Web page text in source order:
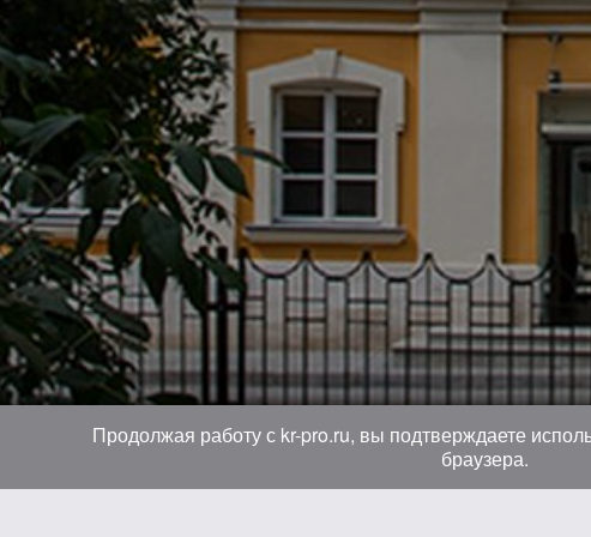
Продолжая работу с kr-pro.ru, вы подтверждаете
браузера.